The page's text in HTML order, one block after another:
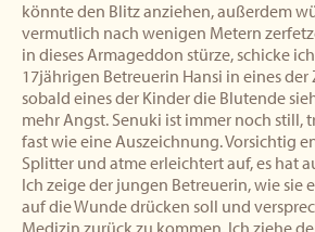
könnte den Blitz anziehen, außerdem
vermutlich nach wenigen Metern
in dieses Armageddon stürze, schicke
17jährigen Betreuerin Hansi in eines der
sobald eines der Kinder die Blutende
mehr Angst. Senuki ist immer noch still,
fast wie eine Auszeichnung. Vorsichtig
Splitter und atme erleichtert auf, es hat
Ich zeige der jungen Betreuerin, wie sie
auf die Wunde drücken soll und
Medizin zurück zu kommen. Ich ziehe